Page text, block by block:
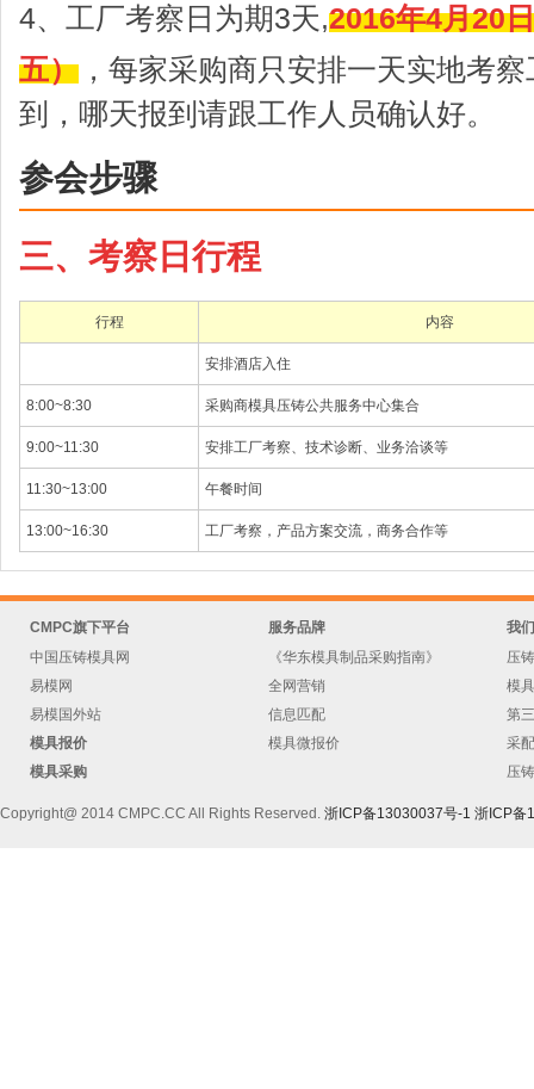
4、 工厂考察日为期3天,2016年4月20
五） ，每家采购商只安排一天实地考
到，哪天报到请跟工作人员确认好。
参会步骤
三、考察日行程
行程 内容
安排酒店入住
8:00~8:30 采购商模具压铸公共服务中心集合
9:00~11:30 安排工厂考察、技术诊断、业务洽谈等
11:30~13:00 午餐时间
13:00~16:30 工厂考察，产品方案交流，商务合作等
CMPC旗下平台
中国压铸模具网
易模网
易模国外站
模具报价
模具采购
服务品牌
《华东模具制品采购指南》
全网营销
信息匹配
模具微报价
我
压
模
第
采
压
Copyright@ 2014 CMPC.CC All Rights Reserved. 浙ICP备13030037号-1 浙ICP备